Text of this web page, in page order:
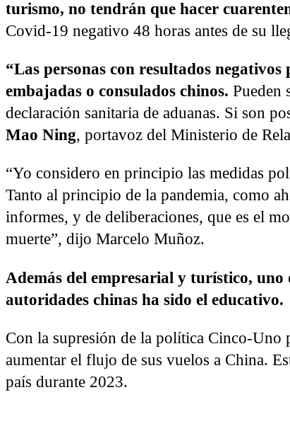
turismo, no tendrán que hacer
Covid-19 negativo 48 horas antes de su
“Las personas con resultados
embajadas o consulados chinos. Pueden
declaración sanitaria de aduanas. Si son
Mao Ning, portavoz del Ministerio de
“Yo considero en principio las medidas
Tanto al principio de la pandemia, como
informes, y de deliberaciones, que es el
muerte”, dijo Marcelo Muñoz.
Además del empresarial y turístico, uno
autoridades chinas ha sido el educativo.
Con la supresión de la política Cinco-Uno
aumentar el flujo de sus vuelos a China.
país durante 2023.